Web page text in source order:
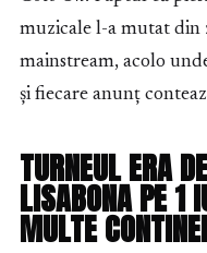
muzicale l-a mutat din
mainstream, acolo
și fiecare anunț
TURNEUL ERA
LISABONA PE 1
MULTE